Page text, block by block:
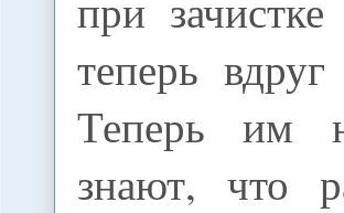
теперь
Теперь им
знают, что